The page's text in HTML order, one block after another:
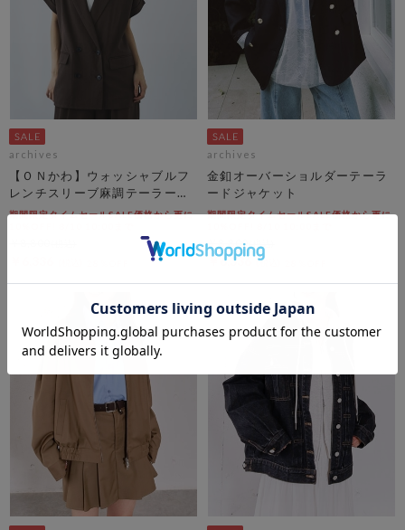
archives
【ＯＮかわ】ウォッシャブルフ
レンチスリーブ麻調テーラード
ＪＫ
期間限定タイムセールSALE価格から更に
archives
金釦オーバーショルダーテーラ
ードジャケット
期間限定タイムセールSALE価格から更に
￥6,336
￥8,800